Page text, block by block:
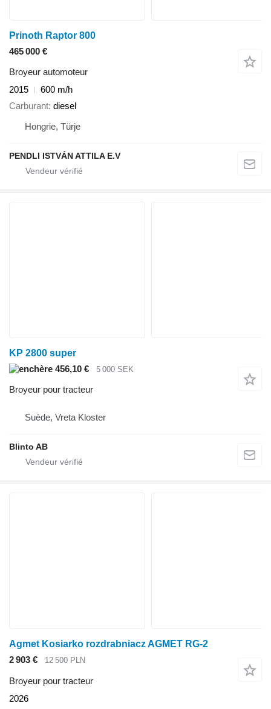
Prinoth Raptor 800
465 000 €
Broyeur automoteur
2015
600 m/h
Carburant diesel
Hongrie, Türje
PENDLI ISTVÁN ATTILA E.V
KP 2800 super
456,10 €
5 000 SEK
Broyeur pour tracteur
Suède, Vreta Kloster
Blinto AB
Agmet Kosiarko rozdrabniacz AGMET RG-2
2 903 €
12 500 PLN
Broyeur pour tracteur
2026